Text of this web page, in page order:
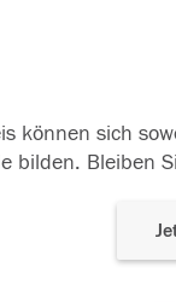
können sich
bilden. Bleiben